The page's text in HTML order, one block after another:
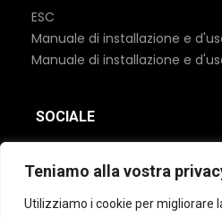
Teniamo alla vostra
Utilizziamo i cookie per migliorare
ESC
Manuale di installazione e
Manuale di installazione e
SOCIALE